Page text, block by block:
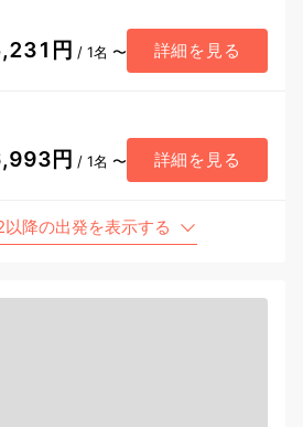
円 / 1名 〜 詳細を見る
円 / 1名 〜 詳細を見る
降の出発を表示する